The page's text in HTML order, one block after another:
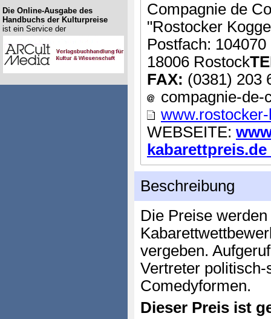
Compagnie de
"Rostocker
Postfach: 104070
18006 Rostock
FAX: (0381) 203
compagnie-de-
WEBSEITE:
kabarettpreis.de
Beschreibung
Die Preise
vergeben.
Vertreter
Comedyformen.
Dieser Preis ist
Die Online-Ausgabe des
Handbuchs der Kulturpreise
ist ein Service der